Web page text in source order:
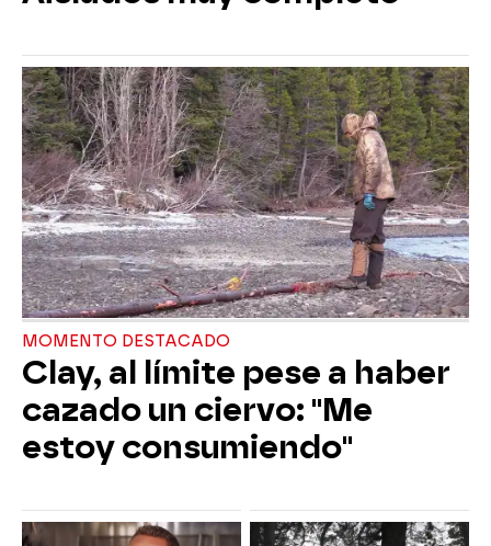
MOMENTO DESTACADO
Clay, al límite pese a haber
cazado un ciervo: "Me
estoy consumiendo"